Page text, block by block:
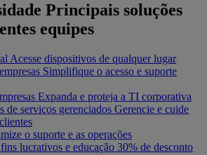
Principais soluções
equipes
Acesse dispositivos de qualquer lugar
Simplifique o acesso e suporte
Expanda e proteja a TI corporativa
de serviços gerenciados Gerencie e cuide
o suporte e as operações
lucrativos e educação 30% de desconto